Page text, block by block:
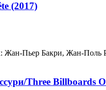
(2017)
Жан-Пьер Бакри, Жан-
Three Billboards